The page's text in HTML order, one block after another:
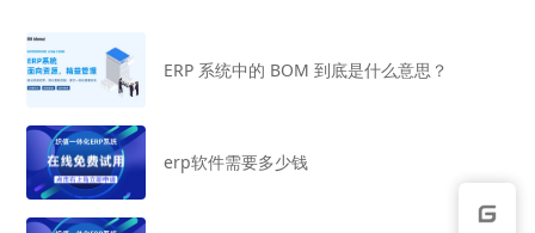
ERP 系统中的 BOM 到底是什么意思？
erp软件需要多少钱